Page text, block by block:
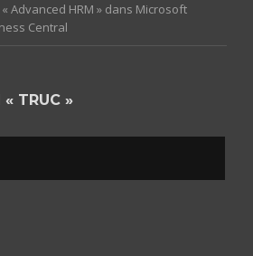
« Advanced HRM » dans Microsoft
Central
« TRUC »